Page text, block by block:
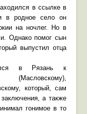
в ссылке в
в родное село он
на ночлег. Но в
Однако помог сын
выпустил отца
в Рязань к
(Масловскому),
который, сам
а также
гонимое в то